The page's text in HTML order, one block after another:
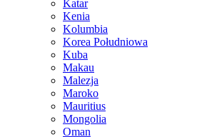
Katar
Kenia
Kolumbia
Korea Południowa
Kuba
Makau
Malezja
Maroko
Mauritius
Mongolia
Oman